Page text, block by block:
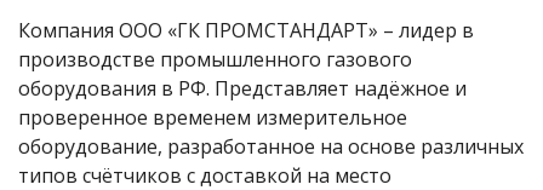
Компания ООО «ГК ПРОМСТАНДАРТ» – лидер в
производстве промышленного газового
оборудования в РФ. Представляет надёжное и
проверенное временем измерительное
оборудование, разработанное на основе различных
типов счётчиков с доставкой на место